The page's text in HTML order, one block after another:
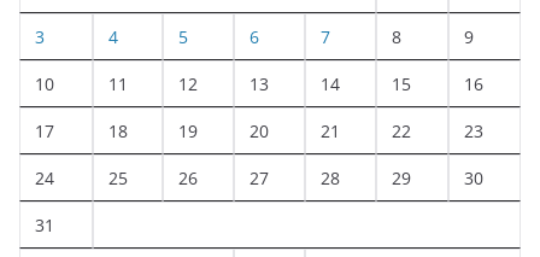
3 4 5 6 7 8 9
10 11 12 13 14 15 16
17 18 19 20 21 22 23
24 25 26 27 28 29 30
31